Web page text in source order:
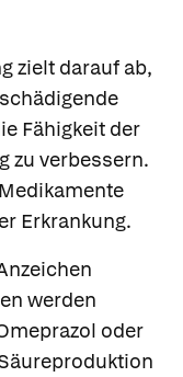
zielt darauf ab,
Fähigkeit der
zu verbessern.
Erkrankung.
werden
oder